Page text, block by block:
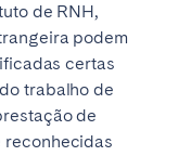
de RNH,
podem
certas
trabalho de
de
reconhecidas